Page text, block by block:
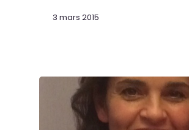
3 mars 2015